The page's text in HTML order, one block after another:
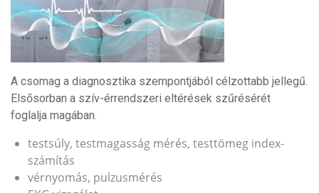
A csomag a diagnosztika szempontjából célzottabb jellegű.
Elsősorban a szív-érrendszeri eltérések szűrésérét
foglalja magában.
testsúly, testmagasság mérés, testtömeg index-
számítás
vérnyomás, pulzusmérés